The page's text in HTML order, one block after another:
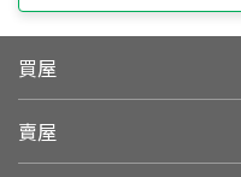
買屋
賣屋